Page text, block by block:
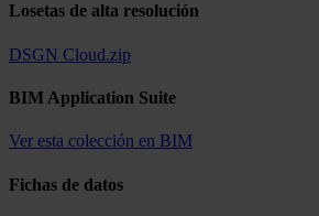
Losetas de alta resolución
DSGN Cloud.zip
BIM Application Suite
Ver esta colección en BIM
Fichas de datos